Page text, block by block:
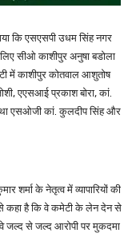
कि एसएसपी उधम सिंह नगर
सीओ काशीपुर अनुषा बडोला
में काशीपुर कोतवाल आशुतोष
एएसआई प्रकाश बोरा, कां.
एसओजी कां. कुलदीप सिंह और
के नेतृत्व में व्यापारियों की
से कहा है कि वे कमेटी के लेन देन से
जल्द से जल्द आरोपी पर मुकदमा